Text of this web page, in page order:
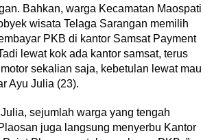
Bahkan, warga Kecamatan Maospati
wisata Telaga Sarangan memilih
PKB di kantor Samsat Payment
lewat kok ada kantor samsat, terus
sekalian saja, kebetulan lewat mau
Ayu Julia (23).
sejumlah warga yang tengah
juga langsung menyerbu Kantor